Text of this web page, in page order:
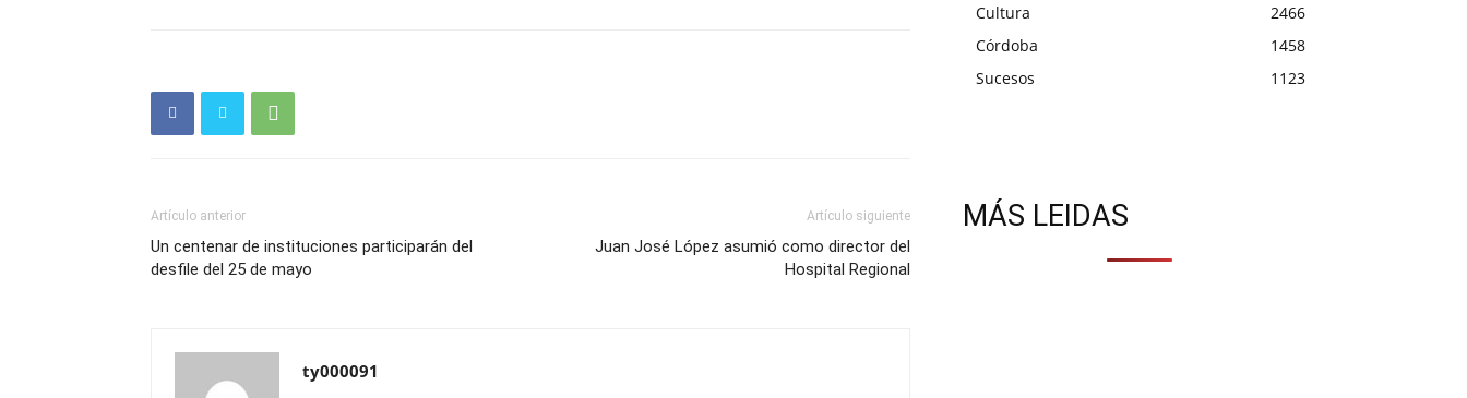
Artículo anterior
Un centenar de instituciones participarán del
desfile del 25 de mayo
Artículo siguiente
Juan José López asumió como director del
Hospital Regional
ty000091
Cultura
2466
Córdoba
1458
Sucesos
1123
MÁS LEIDAS